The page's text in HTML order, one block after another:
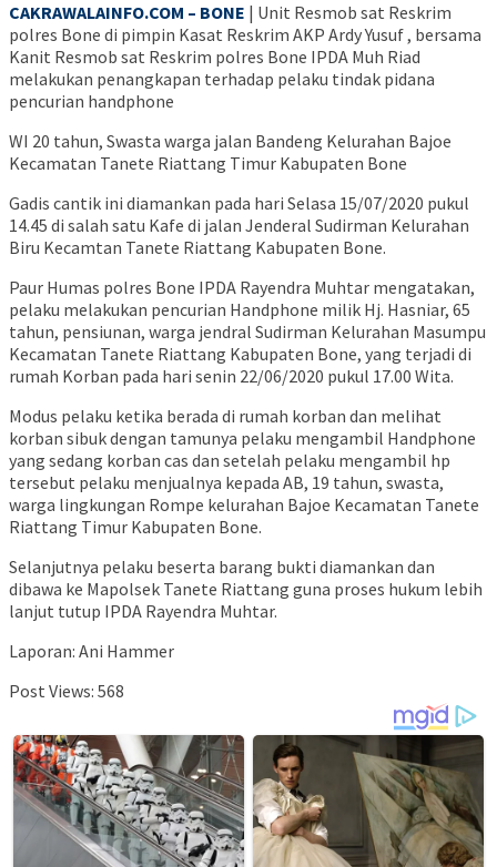
CAKRAWALAINFO.COM – BONE | Unit Resmob sat Reskrim
polres Bone di pimpin Kasat Reskrim AKP Ardy Yusuf , bersama
Kanit Resmob sat Reskrim polres Bone IPDA Muh Riad
melakukan penangkapan terhadap pelaku tindak pidana
pencurian handphone
WI 20 tahun, Swasta warga jalan Bandeng Kelurahan Bajoe
Kecamatan Tanete Riattang Timur Kabupaten Bone
Gadis cantik ini diamankan pada hari Selasa 15/07/2020 pukul
14.45 di salah satu Kafe di jalan Jenderal Sudirman Kelurahan
Biru Kecamtan Tanete Riattang Kabupaten Bone.
Paur Humas polres Bone IPDA Rayendra Muhtar mengatakan,
pelaku melakukan pencurian Handphone milik Hj. Hasniar, 65
tahun, pensiunan, warga jendral Sudirman Kelurahan Masumpu
Kecamatan Tanete Riattang Kabupaten Bone, yang terjadi di
rumah Korban pada hari senin 22/06/2020 pukul 17.00 Wita.
Modus pelaku ketika berada di rumah korban dan melihat
korban sibuk dengan tamunya pelaku mengambil Handphone
yang sedang korban cas dan setelah pelaku mengambil hp
tersebut pelaku menjualnya kepada AB, 19 tahun, swasta,
warga lingkungan Rompe kelurahan Bajoe Kecamatan Tanete
Riattang Timur Kabupaten Bone.
Selanjutnya pelaku beserta barang bukti diamankan dan
dibawa ke Mapolsek Tanete Riattang guna proses hukum lebih
lanjut tutup IPDA Rayendra Muhtar.
Laporan: Ani Hammer
Post Views: 568